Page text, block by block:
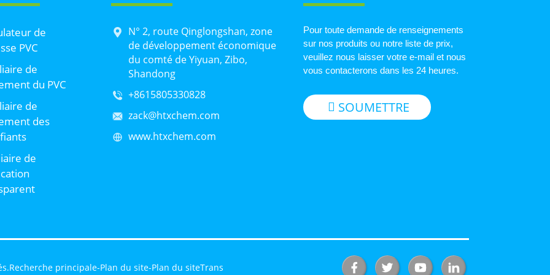
de
PVC
de
du PVC
de
des
de
N° 2, route Qinglongshan, zone
de développement économique
du comté de Yiyuan, Zibo,
Shandong
+8615805330828
zack@htxchem.com
www.htxchem.com
Pour toute demande de renseignements
sur nos produits ou notre liste de prix,
veuillez nous laisser votre e-mail et nous
vous contacterons dans les 24 heures.
SOUMETTRE
Recherche principale-Plan du site-Plan du siteTrans